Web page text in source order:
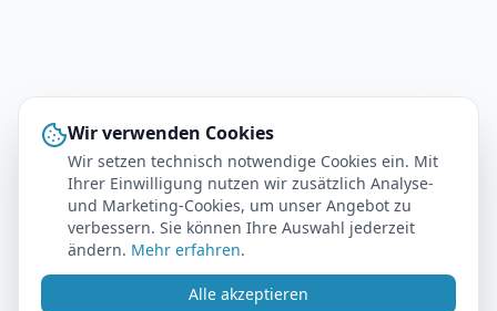
Wir verwenden Cookies
Wir setzen technisch notwendige Cookies ein. Mit
Ihrer Einwilligung nutzen wir zusätzlich Analyse-
und Marketing-Cookies, um unser Angebot zu
verbessern. Sie können Ihre Auswahl jederzeit
ändern. Mehr erfahren.
Alle akzeptieren